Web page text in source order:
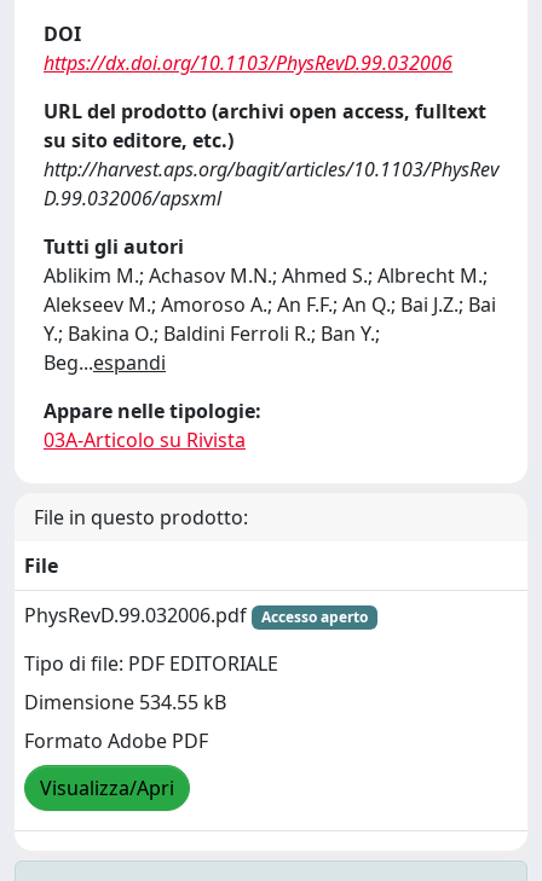
DOI
https://dx.doi.org/10.1103/PhysRevD.99.032006
URL del prodotto (archivi open access, fulltext
su sito editore, etc.)
http://harvest.aps.org/bagit/articles/10.1103/PhysRev
D.99.032006/apsxml
Tutti gli autori
Ablikim M.; Achasov M.N.; Ahmed S.; Albrecht M.;
Alekseev M.; Amoroso A.; An F.F.; An Q.; Bai J.Z.; Bai
Y.; Bakina O.; Baldini Ferroli R.; Ban Y.;
Beg...espandi
Appare nelle tipologie:
03A-Articolo su Rivista
File in questo prodotto:
File
PhysRevD.99.032006.pdf
Accesso aperto
Tipo di file: PDF EDITORIALE
Dimensione 534.55 kB
Formato Adobe PDF
Visualizza/Apri